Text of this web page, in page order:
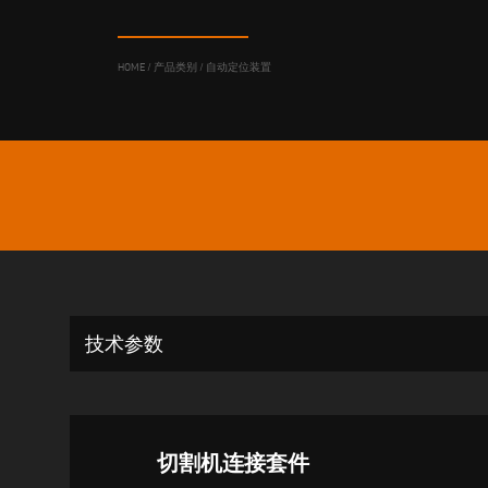
HOME/ 产品类别 / 自动定位装置
技术参数
切割机连接套件